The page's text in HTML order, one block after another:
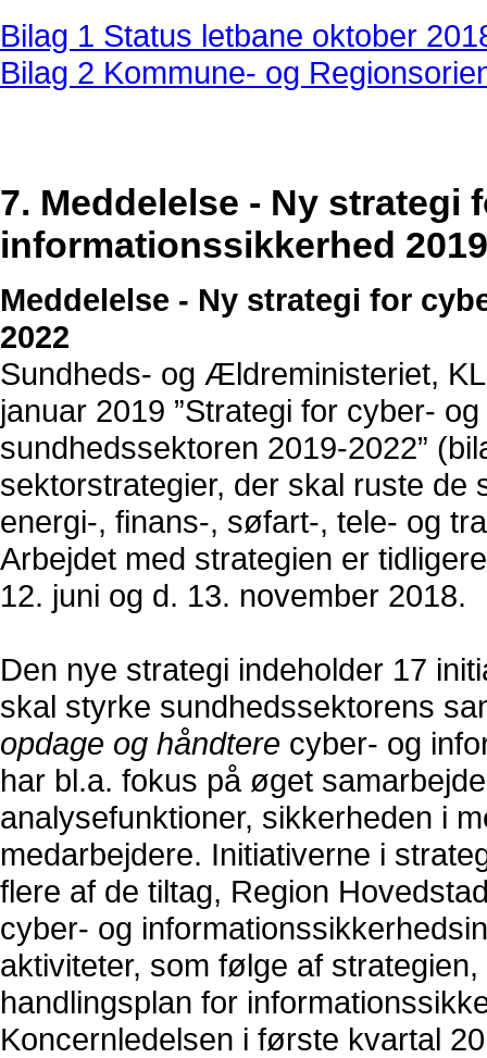
Bilag 1 Status letbane oktober
Bilag 2 Kommune- og
7. Meddelelse - Ny strategi
informationssikkerhed
Meddelelse - Ny strategi for
2022
Sundheds- og Ældreministeriet,
januar 2019 ”Strategi for cyber-
sundhedssektoren 2019-2022”
sektorstrategier, der skal ruste
energi-, finans-, søfart-, tele- og
Arbejdet med strategien er
12. juni og d. 13. november 2018.
Den nye strategi indeholder 17
skal styrke sundhedssektorens
opdage og håndtere cyber- og
har bl.a. fokus på øget
analysefunktioner, sikkerheden i
medarbejdere. Initiativerne i
flere af de tiltag, Region
cyber- og
aktiviteter, som følge af
handlingsplan for
Koncernledelsen i første kvartal